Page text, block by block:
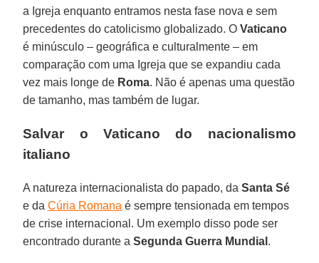
a Igreja enquanto entramos nesta fase nova e sem
precedentes do catolicismo globalizado. OVaticano
é minúsculo – geográfica e culturalmente – em
comparação com uma Igreja que se expandiu cada
vez mais longe de Roma. Não é apenas uma questão
de tamanho, mas também de lugar.
Salvar o Vaticano do nacionalismo
italiano
A natureza internacionalista do papado, daSanta Sé
e daCúria Romana é sempre tensionada em tempos
de crise internacional. Um exemplo disso pode ser
encontrado durante aSegunda Guerra Mundial .